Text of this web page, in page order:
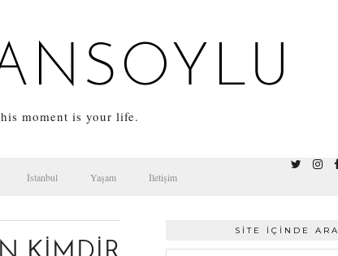
moment is your life.
İstanbul Yaşam İletişim
SITE İÇINDE ARA